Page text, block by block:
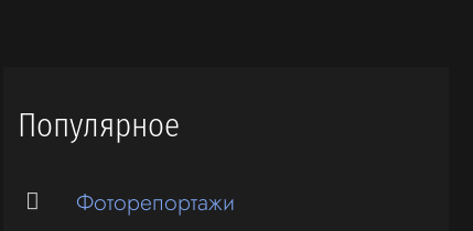
Популярное
Фоторепортажи